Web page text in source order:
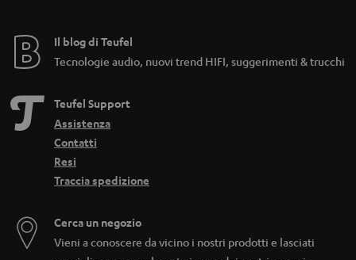
Il blog di Teufel
Tecnologie audio, nuovi trend HIFI, suggerimenti & trucchi
Teufel Support
Assistenza
Contatti
Resi
Traccia spedizione
Cerca un negozio
Vieni a conoscere da vicino i nostri prodotti e lasciati